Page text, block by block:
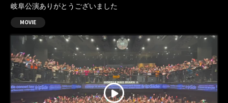
岐阜公演ありがとうございました
MOVIE